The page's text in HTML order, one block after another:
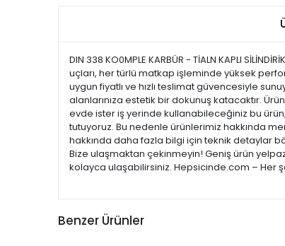
DIN 338 KO0MPLE KARBÜR - TİALN KAPLI
uçları, her türlü matkap işleminde yüksek
uygun fiyatlı ve hızlı teslimat güvencesiyle
alanlarınıza estetik bir dokunuş katacaktır.
evde ister iş yerinde kullanabileceğiniz bu ürün,
tutuyoruz. Bu nedenle ürünlerimiz hakkında
hakkında daha fazla bilgi için teknik detaylar
Bize ulaşmaktan çekinmeyin! Geniş ürün
kolayca ulaşabilirsiniz. Hepsicinde.com – Her
Benzer Ürünler